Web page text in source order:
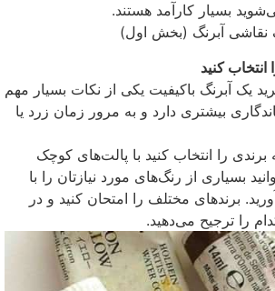
بسیار کارآمد هستند.
یک آبرنگ باکیفیت یکی از نکات بسیار مهم
بیشتری دارد و به مرور زمان زرد یا
را انتخاب کنید با پالت‌های کوچک
بسیاری از رنگ‌های مورد نیازتان را با
برندهای مختلف را امتحان کنید و در
را ترجیح می‌دهید.